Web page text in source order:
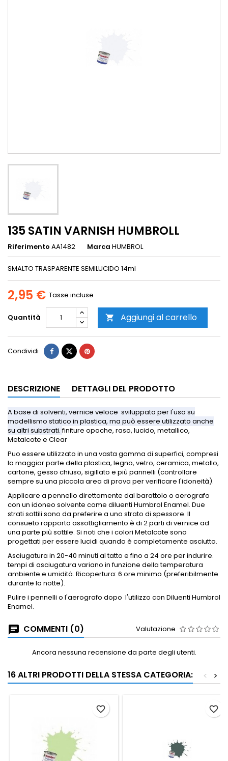
135 SATIN VARNISH HUMBROLL
Riferimento AA1482 Marca HUMBROL
SMALTO TRASPARENTE SEMILUCIDO 14ml
2,95 € Tasse incluse
Quantità  Aggiungi al carrello
Condividi
DESCRIZIONE DETTAGLI DEL PRODOTTO
A base di solventi, vernice veloce sviluppata per l'uso su
modellismo statico in plastica, ma può essere utilizzato anche
su altri substrati.finiture opache, raso, lucido, metallico,
Metalcote e Clear
Puo essere utilizzato in una vasta gamma di superfici, compresi
la maggior parte della plastica, legno, vetro, ceramica, metallo,
cartone, gesso chiuso, sigillato e più pannelli (controllare
sempre su una piccola area di prova per verificare l'idoneità).
Applicare a pennello direttamente dal barattolo o aerografo
con un idoneo solvente come diluenti Humbrol Enamel. Due
strati sottili sono da preferire a uno strato di spessore. Il
consueto rapporto assottigliamento è di 2 parti di vernice ad
una parte più sottile. Si noti che i colori Metalcote sono
progettati per essere lucidi quando è completamente asciutto.
Asciugatura in 20-40 minuti al tatto e fino a 24 ore per indurire.
tempi di asciugatura variano in funzione della temperatura
ambiente e umidità. Ricopertura: 6 ore minimo (preferibilmente
durante la notte).
Pulire i pennelli o l'aerografo dopo l'utilizzo con Diluenti Humbrol
Enamel.
COMMENTI (0) Valutazione
Ancora nessuna recensione da parte degli utenti.
16 ALTRI PRODOTTI DELLA STESSA CATEGORIA: >
<
favorite_border favorite_border